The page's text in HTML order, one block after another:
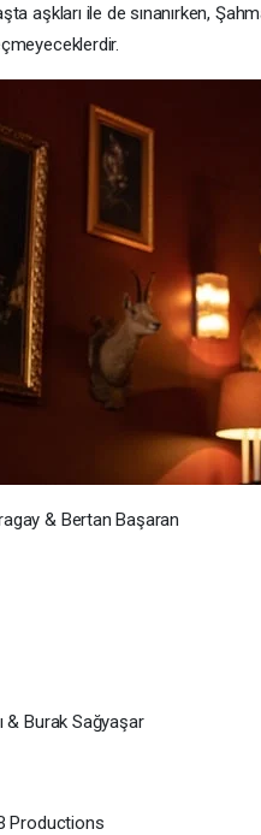
aşkları ile de sınanırken,
& Bertan Başaran
& Burak Sağyaşar
Productions